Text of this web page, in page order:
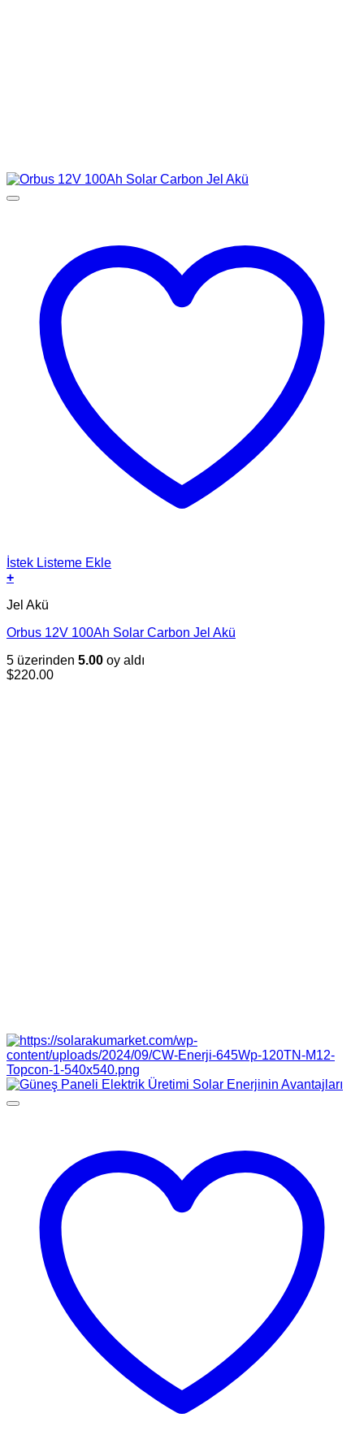
İstek Listeme Ekle
+
Jel Akü
Orbus 12V 100Ah Solar Carbon Jel Akü
5 üzerinden 5.00 oy aldı
$220.00